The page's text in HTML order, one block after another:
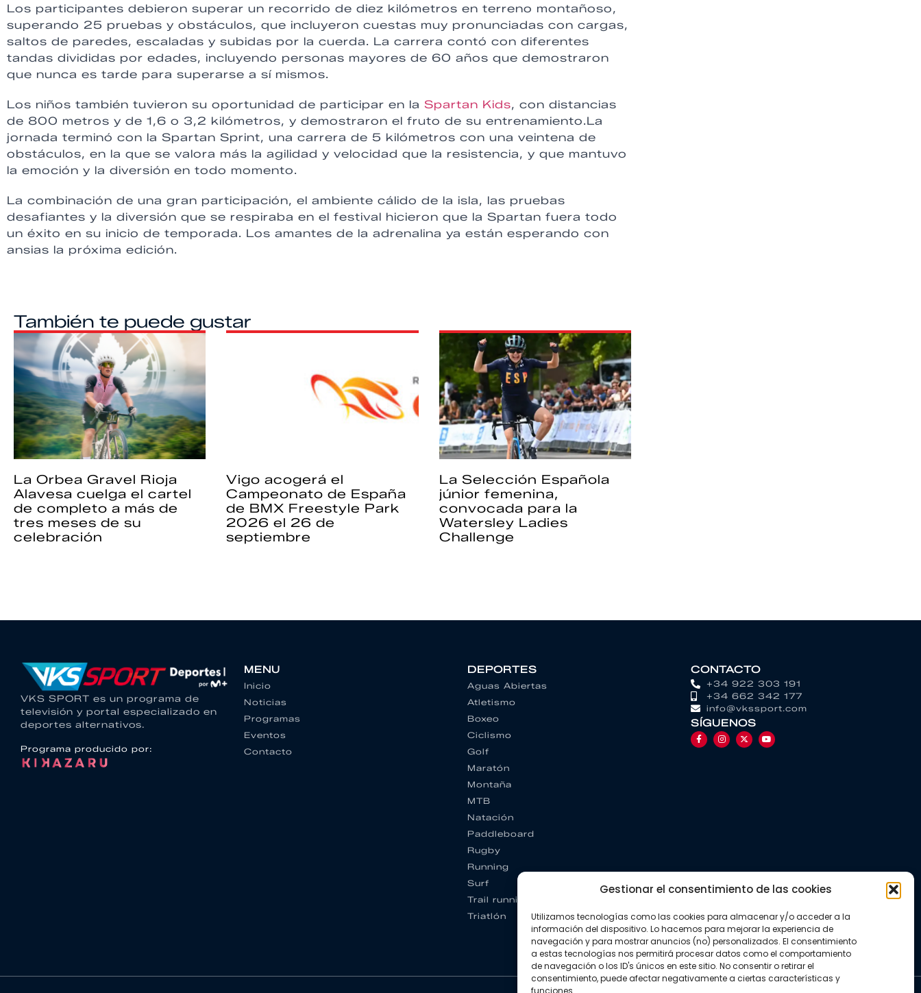
Gestionar el consentimiento de las cookies
Utilizamos tecnologías como las cookies para almacenar y/o acceder a la
información del dispositivo. Lo hacemos para mejorar la experiencia de
navegación y para mostrar anuncios (no) personalizados. El consentimiento
a estas tecnologías nos permitirá procesar datos como el comportamiento
de navegación o los ID's únicos en este sitio. No consentir o retirar el
consentimiento, puede afectar negativamente a ciertas características y
funciones.
Los participantes debieron superar un recorrido de diez kilómetros en terreno montañoso,
superando 25 pruebas y obstáculos, que incluyeron cuestas muy pronunciadas con cargas,
saltos de paredes, escaladas y subidas por la cuerda. La carrera contó con diferentes
tandas divididas por edades, incluyendo personas mayores de 60 años que demostraron
que nunca es tarde para superarse a sí mismos.
Los niños también tuvieron su oportunidad de participar en la Spartan Kids, con distancias
de 800 metros y de 1,6 o 3,2 kilómetros, y demostraron el fruto de su entrenamiento.La
jornada terminó con la Spartan Sprint, una carrera de 5 kilómetros con una veintena de
obstáculos, en la que se valora más la agilidad y velocidad que la resistencia, y que mantuvo
la emoción y la diversión en todo momento.
La combinación de una gran participación, el ambiente cálido de la isla, las pruebas
desafiantes y la diversión que se respiraba en el festival hicieron que la Spartan fuera todo
un éxito en su inicio de temporada. Los amantes de la adrenalina ya están esperando con
ansias la próxima edición.
También te puede gustar
La Orbea Gravel Rioja
Alavesa cuelga el cartel
de completo a más de
tres meses de su
celebración
Vigo acogerá el
Campeonato de España
de BMX Freestyle Park
2026 el 26 de
septiembre
La Selección Española
júnior femenina,
convocada para la
Watersley Ladies
Challenge
VKS SPORT es un programa de
televisión y portal especializado en
deportes alternativos.
Programa producido por:
MENU
Inicio
Noticias
Programas
Eventos
Contacto
DEPORTES
Aguas Abiertas
Atletismo
Boxeo
Ciclismo
Golf
Maratón
Montaña
MTB
Natación
Paddleboard
Rugby
Running
Surf
Trail running
Triatlón
CONTACTO
+34 922 303 191
+34 662 342 177
info@vkssport.com
SÍGUENOS